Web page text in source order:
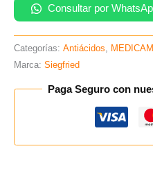
Consultar por
Categorías: Antiácidos,
Marca: Siegfried
Paga Seguro con